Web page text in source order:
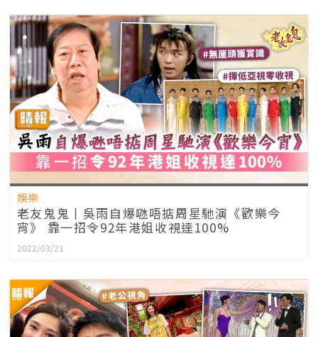
娛樂
老友鬼鬼丨吳雨自爆𠱁唔掂周星馳演《歡樂今
宵》 靠一招令92年港姐收視達100%
2022/03/21